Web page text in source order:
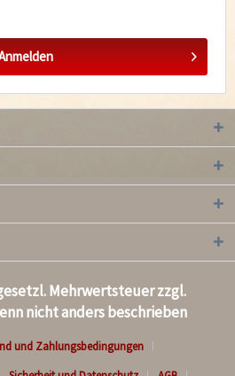
Mehrwertsteuer zzgl.
nicht anders beschrieben
und Zahlungsbedingungen